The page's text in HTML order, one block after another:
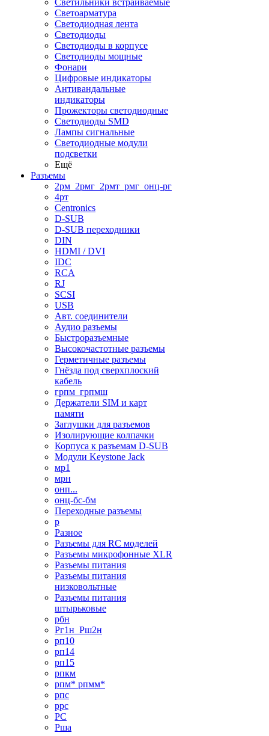
Светильники встраиваемые
Светоарматура
Светодиодная лента
Светодиоды
Светодиоды в корпусе
Светодиоды мощные
Фонари
Цифровые индикаторы
Антивандальные
индикаторы
Прожекторы светодиодные
Светодиоды SMD
Лампы сигнальные
Светодиодные модули
подсветки
Ещё
Разъемы
2рм_2рмг_2рмт_рмг_онц-рг
4рт
Centronics
D-SUB
D-SUB переходники
DIN
HDMI / DVI
IDC
RCA
RJ
SCSI
USB
Авт. соединители
Аудио разъемы
Быстроразъемные
Высокочастотные разъемы
Герметичные разъемы
Гнёзда под сверхплоский
кабель
грпм_грпмш
Держатели SIM и карт
памяти
Заглушки для разъемов
Изолирующие колпачки
Корпуса к разъемам D-SUB
Модули Keystone Jack
мр1
мрн
онп...
онц-бс-бм
Переходные разъемы
р
Разное
Разъемы для RC моделей
Разъемы микрофонные XLR
Разъемы питания
Разъемы питания
низковольтные
Разъемы питания
штырьковые
рбн
Рг1н_Рш2н
рп10
рп14
рп15
рпкм
рпм* рпмм*
рпс
ррс
РС
Рша